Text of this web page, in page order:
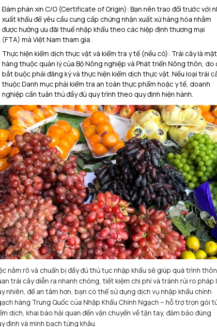
Đàm phán xin C/O (Certificate of Origin): Bạn nên trao đổi trước với
xuất khẩu để yêu cầu cung cấp chứng nhận xuất xứ hàng hóa nhằm
được hưởng ưu đãi thuế nhập khẩu theo các hiệp định thương mại
(FTA) mà Việt Nam tham gia.
Thực hiện kiểm dịch thực vật và kiểm tra y tế (nếu có): Trái cây là mặt
hàng thuộc quản lý của Bộ Nông nghiệp và Phát triển Nông thôn, do
bắt buộc phải đăng ký và thực hiện kiểm dịch thực vật. Nếu loại trái
thuộc Danh mục phải kiểm tra an toàn thực phẩm hoặc y tế, doanh
nghiệp cần tuân thủ đầy đủ quy trình theo quy định hiện hành.
nắm rõ và chuẩn bị đầy đủ thủ tục nhập khẩu sẽ giúp quá trình
trái cây diễn ra nhanh chóng, tiết kiệm chi phí và tránh rủi ro pháp
nhiên, để an tâm hơn, bạn có thể sử dụng dịch vụ nhập khẩu chính
hàng Trung Quốc của Nhập Khẩu Chính Ngạch – hỗ trợ trọn gói
dịch, khai báo hải quan đến vận chuyển về tận tay, đảm bảo đúng
định và minh bạch từng khâu.